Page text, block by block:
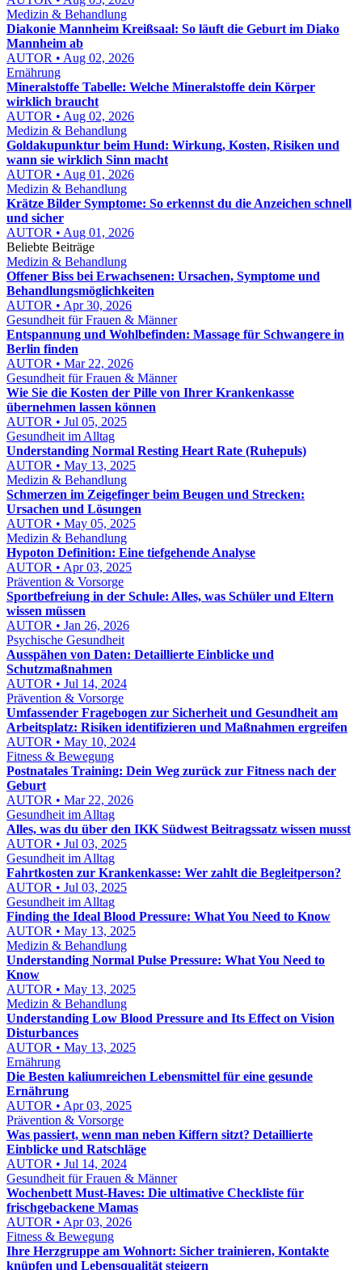
Medizin & Behandlung
Diakonie Mannheim Kreißsaal: So läuft die Geburt im Diako
Mannheim ab
AUTOR • Aug 02, 2026
Ernährung
Mineralstoffe Tabelle: Welche Mineralstoffe dein Körper
wirklich braucht
AUTOR • Aug 02, 2026
Medizin & Behandlung
Goldakupunktur beim Hund: Wirkung, Kosten, Risiken und
wann sie wirklich Sinn macht
AUTOR • Aug 01, 2026
Medizin & Behandlung
Krätze Bilder Symptome: So erkennst du die Anzeichen schnell
und sicher
AUTOR • Aug 01, 2026
Beliebte Beiträge
Medizin & Behandlung
Offener Biss bei Erwachsenen: Ursachen, Symptome und
Behandlungsmöglichkeiten
AUTOR • Apr 30, 2026
Gesundheit für Frauen & Männer
Entspannung und Wohlbefinden: Massage für Schwangere in
Berlin finden
AUTOR • Mar 22, 2026
Gesundheit für Frauen & Männer
Wie Sie die Kosten der Pille von Ihrer Krankenkasse
übernehmen lassen können
AUTOR • Jul 05, 2025
Gesundheit im Alltag
Understanding Normal Resting Heart Rate (Ruhepuls)
AUTOR • May 13, 2025
Medizin & Behandlung
Schmerzen im Zeigefinger beim Beugen und Strecken:
Ursachen und Lösungen
AUTOR • May 05, 2025
Medizin & Behandlung
Hypoton Definition: Eine tiefgehende Analyse
AUTOR • Apr 03, 2025
Prävention & Vorsorge
Sportbefreiung in der Schule: Alles, was Schüler und Eltern
wissen müssen
AUTOR • Jan 26, 2026
Psychische Gesundheit
Ausspähen von Daten: Detaillierte Einblicke und
Schutzmaßnahmen
AUTOR • Jul 14, 2024
Prävention & Vorsorge
Umfassender Fragebogen zur Sicherheit und Gesundheit am
Arbeitsplatz: Risiken identifizieren und Maßnahmen ergreifen
AUTOR • May 10, 2024
Fitness & Bewegung
Postnatales Training: Dein Weg zurück zur Fitness nach der
Geburt
AUTOR • Mar 22, 2026
Gesundheit im Alltag
Alles, was du über den IKK Südwest Beitragssatz wissen musst
AUTOR • Jul 03, 2025
Gesundheit im Alltag
Fahrtkosten zur Krankenkasse: Wer zahlt die Begleitperson?
AUTOR • Jul 03, 2025
Gesundheit im Alltag
Finding the Ideal Blood Pressure: What You Need to Know
AUTOR • May 13, 2025
Medizin & Behandlung
Understanding Normal Pulse Pressure: What You Need to
Know
AUTOR • May 13, 2025
Medizin & Behandlung
Understanding Low Blood Pressure and Its Effect on Vision
Disturbances
AUTOR • May 13, 2025
Ernährung
Die Besten kaliumreichen Lebensmittel für eine gesunde
Ernährung
AUTOR • Apr 03, 2025
Prävention & Vorsorge
Was passiert, wenn man neben Kiffern sitzt? Detaillierte
Einblicke und Ratschläge
AUTOR • Jul 14, 2024
Gesundheit für Frauen & Männer
Wochenbett Must-Haves: Die ultimative Checkliste für
frischgebackene Mamas
AUTOR • Apr 03, 2026
Fitness & Bewegung
Ihre Herzgruppe am Wohnort: Sicher trainieren, Kontakte
knüpfen und Lebensqualität steigern